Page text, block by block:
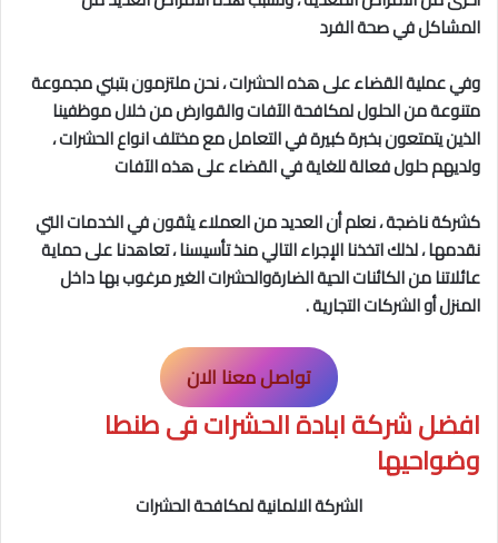
المشاكل في صحة الفرد
وفي عملية القضاء على هذه الحشرات ، نحن ملتزمون بتبني مجموعة
متنوعة من الحلول لمكافحة الآفات والقوارض من خلال موظفينا
الذين يتمتعون بخبرة كبيرة في التعامل مع مختلف انواع الحشرات ،
ولديهم حلول فعالة للغاية في القضاء على هذه الآفات
كشركة ناضجة ، نعلم أن العديد من العملاء يثقون في الخدمات التي
نقدمها ، لذلك اتخذنا الإجراء التالي منذ تأسيسنا ، تعاهدنا على حماية
عائلاتنا من الكائنات الحية الضارةوالحشرات الغير مرغوب بها داخل
المنزل أو الشركات التجارية .
تواصل معنا الان
افضل شركة ابادة الحشرات فى طنطا
وضواحيها
الشركة الالمانية لمكافحة الحشرات